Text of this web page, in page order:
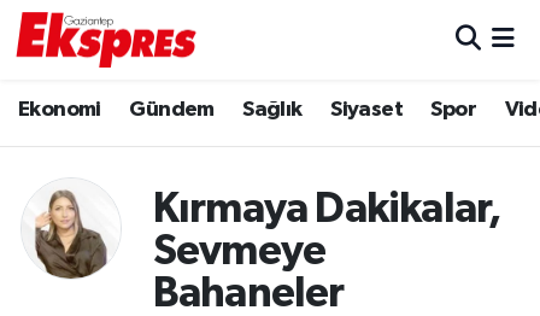
Ekonomi Gündem Sağlık Siyaset Spor
Kırmaya Dakikalar,
Sevmeye
Bahaneler
Ekonomi
Gaziantep son dakika
Genel
Trafik Durumu
Puan Durumu ve Fikstür
Tüm Manşetler